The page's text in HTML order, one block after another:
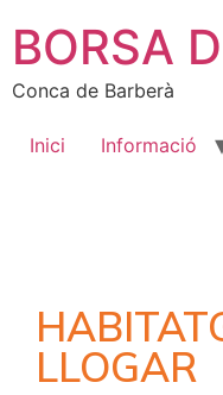
BORSA
Conca de Barberà
Inici Informació
LLOGAR